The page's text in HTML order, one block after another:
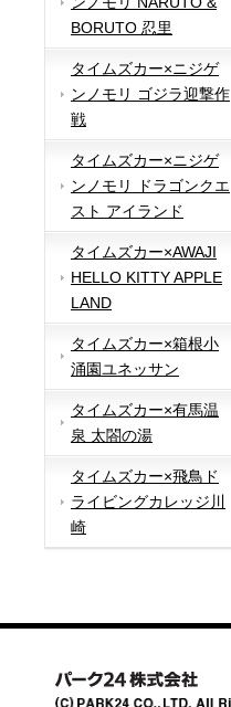
BORUTO 忍里
タイムズカー×ニジゲ
ンノモリ ゴジラ迎撃作
戦
タイムズカー×ニジゲ
ンノモリ ドラゴンクエ
スト アイランド
タイムズカー×AWAJI
HELLO KITTY APPLE
LAND
タイムズカー×箱根小
涌園ユネッサン
タイムズカー×有馬温
泉 太閤の湯
タイムズカー×飛鳥ド
ライビングカレッジ川
崎